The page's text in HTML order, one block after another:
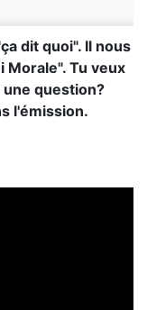
dit quoi". Il nous
Morale". Tu veux
question?
l'émission.